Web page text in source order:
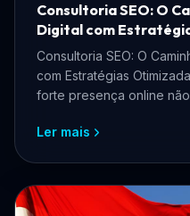
Consultoria SEO: O
Digital com
Consultoria SEO: O
com Estratégias
forte presença online
Ler mais